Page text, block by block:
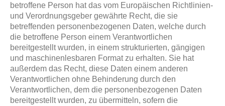
betroffene Person hat das vom Europäischen Richtlinien-
und Verordnungsgeber gewährte Recht, die sie
betreffenden personenbezogenen Daten, welche durch
die betroffene Person einem Verantwortlichen
bereitgestellt wurden, in einem strukturierten, gängigen
und maschinenlesbaren Format zu erhalten. Sie hat
außerdem das Recht, diese Daten einem anderen
Verantwortlichen ohne Behinderung durch den
Verantwortlichen, dem die personenbezogenen Daten
bereitgestellt wurden, zu übermitteln, sofern die